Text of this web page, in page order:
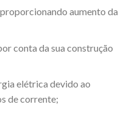
aumento da
conta da sua construção
elétrica devido ao
de corrente;